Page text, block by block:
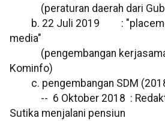
(peraturan daerah dari
b. 22 Juli 2019 :
media"
(pengembangan kerjasama
Kominfo)
c. pengembangan SDM
-- 6 Oktober 2018 :
Sutika menjalani pensiun